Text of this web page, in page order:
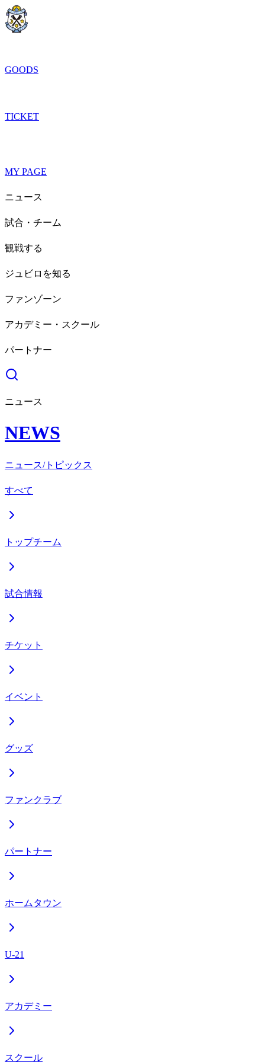
GOODS
TICKET
MY PAGE
ニュース
試合・チーム
観戦する
ジュビロを知る
ファンゾーン
アカデミー・スクール
パートナー
ニュース
NEWS
ニュース/トピックス
すべて
トップチーム
試合情報
チケット
イベント
グッズ
ファンクラブ
パートナー
ホームタウン
U-21
アカデミー
スクール